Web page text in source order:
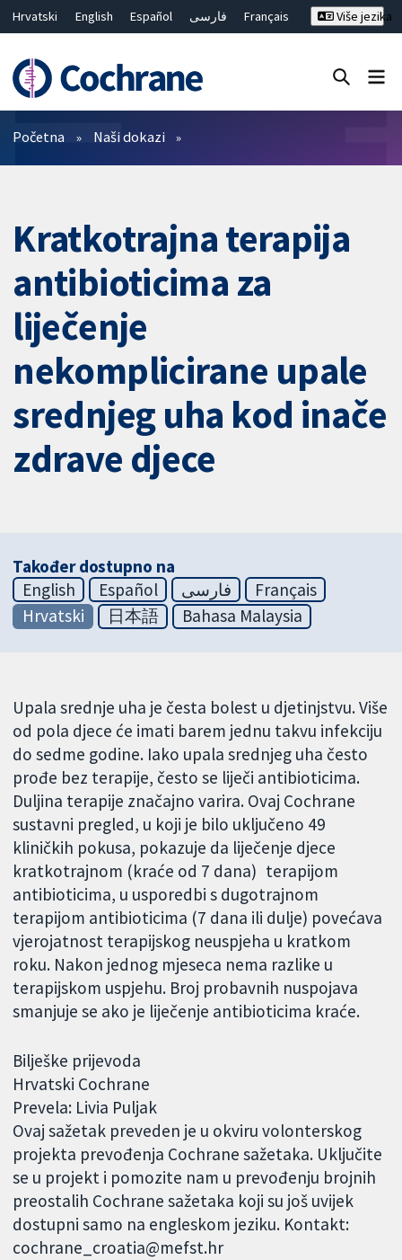
Hrvatski English Español فارسی
Français
繁體中文
简体中文
Više jezika
Prečistači
Početna Naši dokazi
Kratkotrajna terapija
antibioticima za
liječenje
nekomplicirane upale
srednjeg uha kod inače
zdrave djece
Također dostupno na
English
Español فارسی
Français
Hrvatski
日本語 Bahasa Malaysia
Upala srednje uha je česta bolest u djetinjstvu. Više
od pola djece će imati barem jednu takvu infekciju
do sedme godine. Iako upala srednjeg uha često
prođe bez terapije, često se liječi antibioticima.
Duljina terapije značajno varira. Ovaj Cochrane
sustavni pregled, u koji je bilo uključeno 49
kliničkih pokusa, pokazuje da liječenje djece
kratkotrajnom (kraće od 7 dana) terapijom
antibioticima, u usporedbi s dugotrajnom
terapijom antibioticima (7 dana ili dulje) povećava
vjerojatnost terapijskog neuspjeha u kratkom
roku. Nakon jednog mjeseca nema razlike u
terapijskom uspjehu. Broj probavnih nuspojava
smanjuje se ako je liječenje antibioticima kraće.
Bilješke prijevoda
Hrvatski Cochrane
Prevela: Livia Puljak
Ovaj sažetak preveden je u okviru volonterskog
projekta prevođenja Cochrane sažetaka. Uključite
se u projekt i pomozite nam u prevođenju brojnih
preostalih Cochrane sažetaka koji su još uvijek
dostupni samo na engleskom jeziku. Kontakt:
cochrane_croatia@mefst.hr